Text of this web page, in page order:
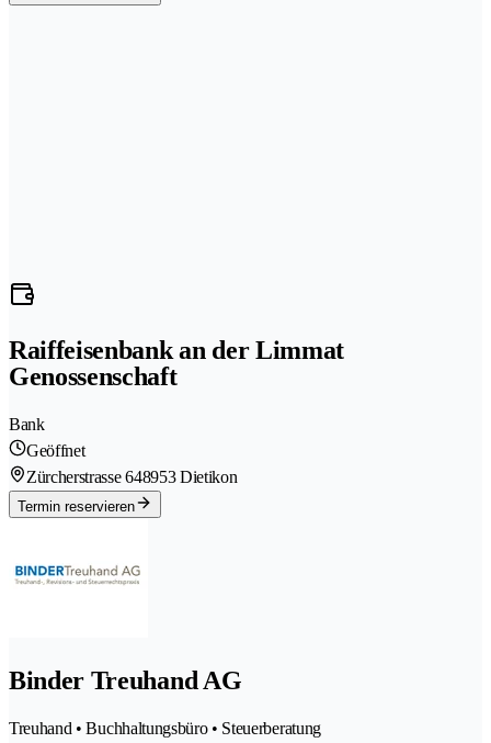
Raiffeisenbank an der Limmat
Genossenschaft
Bank
Geöffnet
Zürcherstrasse 648953 Dietikon
Termin reservieren
Binder Treuhand AG
Treuhand • Buchhaltungsbüro • Steuerberatung